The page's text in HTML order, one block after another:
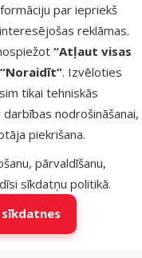
par iepriekš
reklāmas.
“Atļaut visas
“Noraidīt”. Izvēloties
tikai tehniskās
nodrošināšanai,
piekrišana.
pārvaldīšanu,
sīkdatņu politikā.